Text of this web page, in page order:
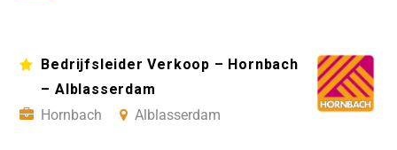
Bedrijfsleider Verkoop – Hornbach
– Alblasserdam
Hornbach
Alblasserdam